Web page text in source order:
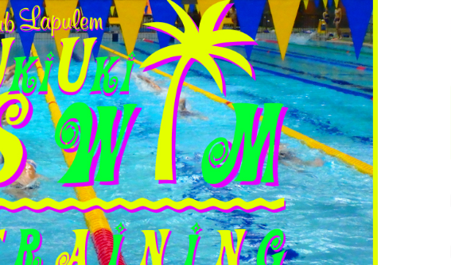
SWIM Training
BIKE Training
RUN Training
INDOOR Training
TRAINING CAMP
SWIM INDOOR
PERSONAL LESSON